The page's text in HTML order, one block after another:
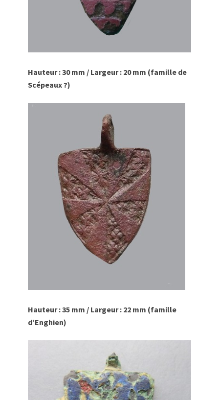
Hauteur : 30 mm / Largeur : 20 mm (famille de
Scépeaux ?)
Hauteur : 35 mm / Largeur : 22 mm (famille
d’Enghien)